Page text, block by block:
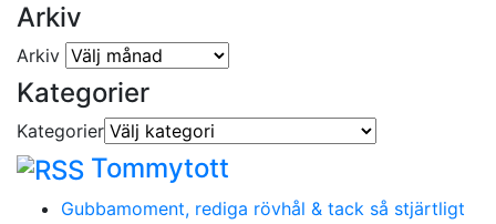
Arkiv
Arkiv
Kategorier
Kategorier
Tommytott
Gubbamoment, rediga rövhål & tack så stjärtligt